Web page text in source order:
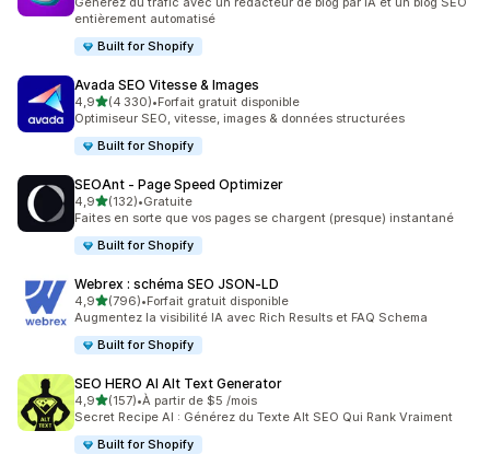
entièrement automatisé
Built for Shopify
Avada SEO Vitesse & Images
4,9étoile(s) sur 5
(4 330)
4330 avis au total
•Forfait gratuit disponible
Optimiseur SEO, vitesse, images & données structurées
Built for Shopify
SEOAnt ‑ Page Speed Optimizer
4,9étoile(s) sur 5
(132)
132 avis au total
•Gratuite
Faites en sorte que vos pages se chargent (presque) instantané
Built for Shopify
Webrex : schéma SEO JSON‑LD
4,9étoile(s) sur 5
(796)
796 avis au total
•Forfait gratuit disponible
Augmentez la visibilité IA avec Rich Results et FAQ Schema
Built for Shopify
SEO HERO AI Alt Text Generator
4,9étoile(s) sur 5
(157)
157 avis au total
•À partir de $5 /mois
Secret Recipe AI : Générez du Texte Alt SEO Qui Rank Vraiment
Built for Shopify